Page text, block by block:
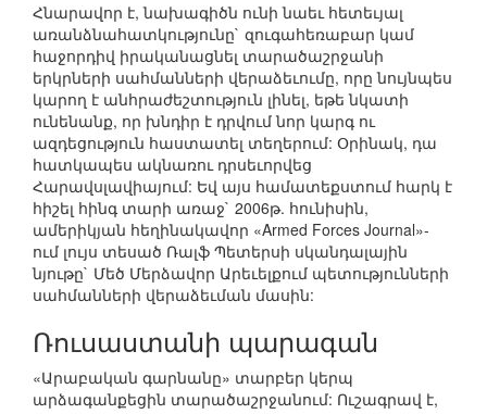
Հնարավոր է, նախագիծն ունի նաեւ հետեւյալ
առանձնահատկությունը` զուգահեռաբար կամ
հաջորդիվ իրականացնել տարածաշրջանի
երկրների սահմանների վերաձեւումը, որը նույնպես
կարող է անհրաժեշտություն լինել, եթե նկատի
ունենանք, որ խնդիր է դրվում նոր կարգ ու
ազդեցություն հաստատել տեղերում: Օրինակ, դա
հատկապես ակնառու դրսեւորվեց
Հարավսլավիայում: Եվ այս համատեքստում հարկ է
հիշել հինգ տարի առաջ` 2006թ. հունիսին,
ամերիկյան հեղինակավոր «Armed Forces Journal»-
ում լույս տեսած Ռալֆ Պետերսի սկանդալային
նյութը` Մեծ Մերձավոր Արեւելքում պետությունների
սահմանների վերաձեւման մասին:
Ռուսաստանի պարագան
«Արաբական գարնանը» տարբեր կերպ
արձագանքեցին տարածաշրջանում: Ուշագրավ է,